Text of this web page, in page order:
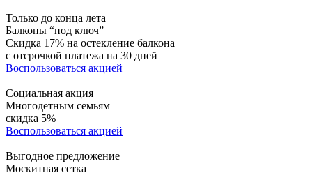
Только до конца лета
Балконы “под ключ”
Скидка 17% на остекление балкона
с отсрочкой платежа на 30 дней
Воспользоваться акцией
Социальная акция
Многодетным семьям
скидка 5%
Воспользоваться акцией
Выгодное предложение
Москитная сетка